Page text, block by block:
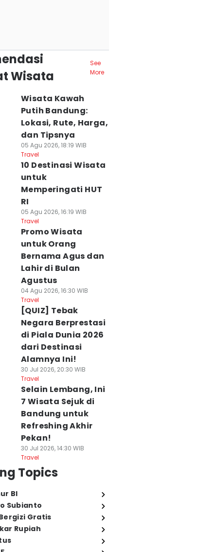
Wisata
See
More
Wisata Kawah
Putih Bandung:
Lokasi, Rute, Harga,
dan Tipsnya
05 Agu 2026, 18:19 WIB
Travel
10 Destinasi Wisata
untuk
Memperingati HUT
RI
05 Agu 2026, 16:19 WIB
Travel
Promo Wisata
untuk Orang
Bernama Agus dan
Lahir di Bulan
Agustus
04 Agu 2026, 16:30 WIB
Travel
[QUIZ] Tebak
Negara Berprestasi
di Piala Dunia 2026
dari Destinasi
Alamnya Ini!
30 Jul 2026, 20:30 WIB
Travel
Selain Lembang, Ini
7 Wisata Sejuk di
Bandung untuk
Refreshing Akhir
Pekan!
30 Jul 2026, 14:30 WIB
Travel
Topics
BI
Subianto
Gratis
Rupiah